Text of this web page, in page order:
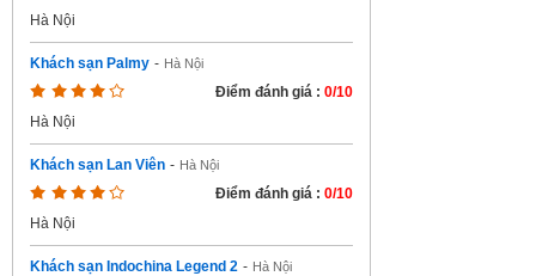
Hà Nội
Khách sạn Palmy - Hà Nội
Điểm đánh giá : 0/10
Hà Nội
Khách sạn Lan Viên - Hà Nội
Điểm đánh giá : 0/10
Hà Nội
Khách sạn Indochina Legend 2 - Hà Nội